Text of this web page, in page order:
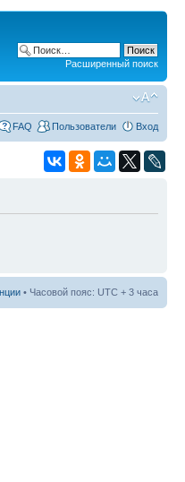
Расширенный поиск
FAQ Пользователи Вход
• Часовой пояс: UTC + 3 часа